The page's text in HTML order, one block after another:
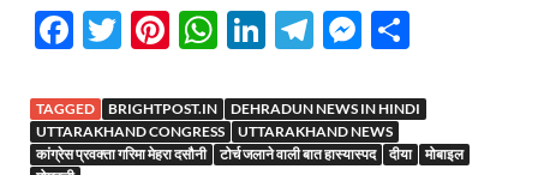
F
e
b
T
itt
er
Pi
er
es
W
at
s
Li
k
e
T
e
gr
M
se
n
ar
e
TAGGED BRIGHTPOST.IN
DEHRADUN NEWS IN HINDI
UTTARAKHAND CONGRESS
UTTARAKHAND NEWS
कांग्रेस प्रवक्ता गरिमा मेहरा दसौनी
टोर्च जलाने वाली बात हास्यास्पद दीया
मोबाइल